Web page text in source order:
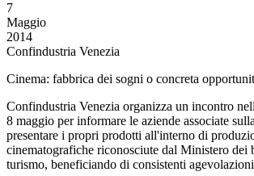
7
Maggio
2014
Confindustria Venezia
Cinema: fabbrica dei sogni o concreta
Confindustria Venezia organizza un incontro
8 maggio per informare le aziende associate
presentare i propri prodotti all'interno di
cinematografiche riconosciute dal Ministero dei
turismo, beneficiando di consistenti